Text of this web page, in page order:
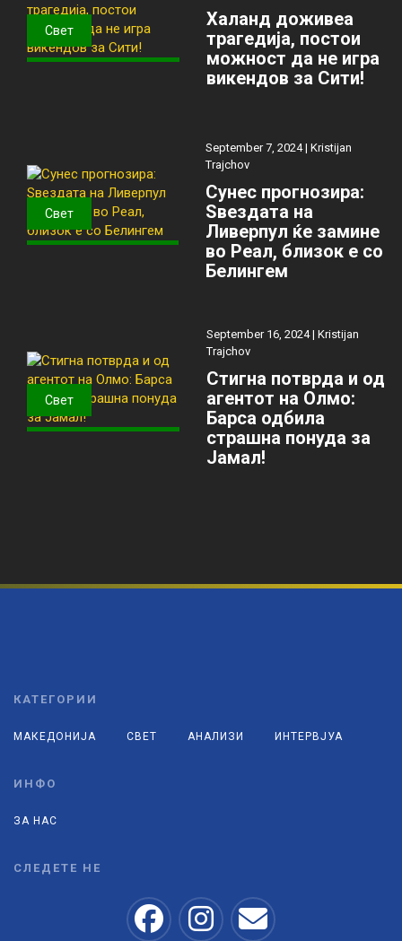
Свет
Халанд доживеа
трагедија, постои
можност да не игра
викендов за Сити!
Свет
September 7, 2024 |Kristijan
Trajchov
Сунес прогнозира:
Ѕвездата на
Ливерпул ќе замине
во Реал, близок е со
Белингем
Свет
September 16, 2024 | Kristijan
Trajchov
Стигна потврда и од
агентот на Олмо:
Барса одбила
страшна понуда за
Јамал!
КАТЕГОРИИ
МАКЕДОНИЈА СВЕТ АНАЛИЗИ ИНТЕРВЈУА
ИНФО
ЗА НАС
СЛЕДЕТЕ НЕ